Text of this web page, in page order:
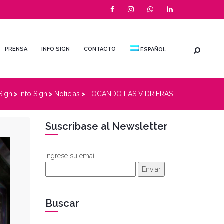
PRENSA INFO SIGN CONTACTO ESPAÑOL
> Info Sign > Noticias > TOCANDO LAS VIDRIERAS
Suscribase al Newsletter
Ingrese su email:
Enviar
Buscar